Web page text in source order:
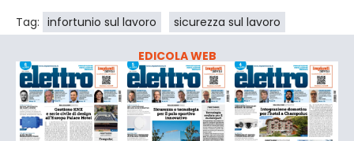
Tag: infortunio sul lavoro sicurezza sul lavoro
EDICOLA WEB